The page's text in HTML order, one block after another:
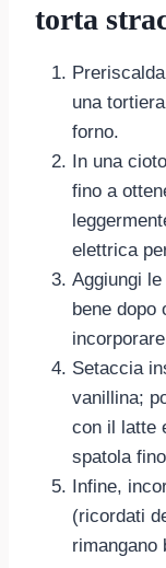
torta
una
forno.
In una
fino a
elettrica
Aggiungi
bene dopo
Setaccia
vanillina;
con il latte
spatola
Infine,
(ricordati
rimangano